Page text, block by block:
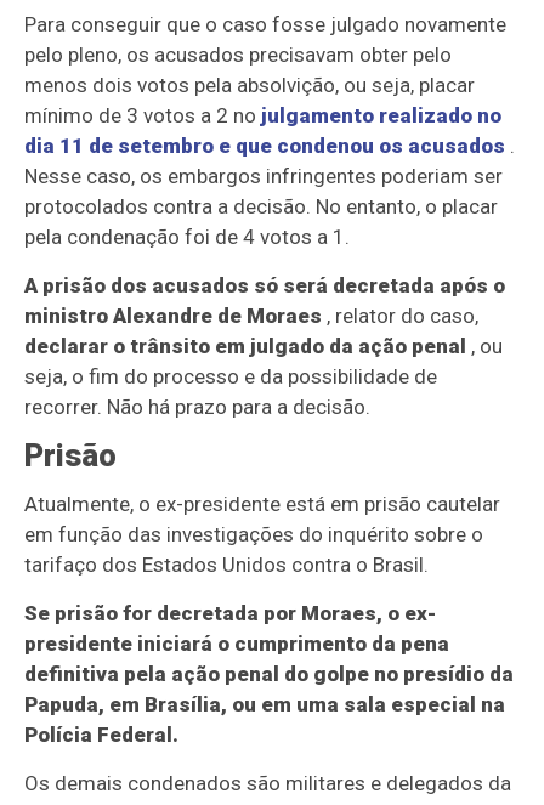
Para conseguir que o caso fosse julgado novamente
pelo pleno, os acusados precisavam obter pelo
menos dois votos pela absolvição, ou seja, placar
mínimo de 3 votos a 2 no julgamento realizado no
dia 11 de setembro e que condenou os acusados .
Nesse caso, os embargos infringentes poderiam ser
protocolados contra a decisão. No entanto, o placar
pela condenação foi de 4 votos a 1.
A prisão dos acusados só será decretada após o
ministro Alexandre de Moraes , relator do caso,
declarar o trânsito em julgado da ação penal , ou
seja, o fim do processo e da possibilidade de
recorrer. Não há prazo para a decisão.
Prisão
Atualmente, o ex-presidente está em prisão cautelar
em função das investigações do inquérito sobre o
tarifaço dos Estados Unidos contra o Brasil.
Se prisão for decretada por Moraes, o ex-
presidente iniciará o cumprimento da pena
definitiva pela ação penal do golpe no presídio da
Papuda, em Brasília, ou em uma sala especial na
Polícia Federal.
Os demais condenados são militares e delegados da